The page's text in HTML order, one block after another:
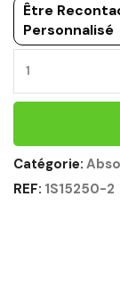
Être
Personnalisé
Catégorie:
REF: 1S15250-2